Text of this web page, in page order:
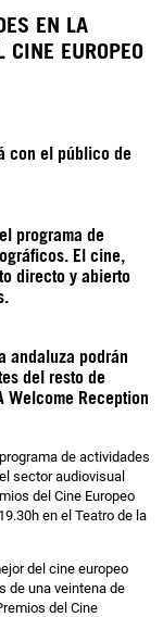
EN LA
CINE EUROPEO
con el público de
programa de
El cine,
directo y abierto
andaluza podrán
del resto de
Welcome Reception
de actividades
sector audiovisual
del Cine Europeo
en el Teatro de la
del cine europeo
de una veintena de
del Cine